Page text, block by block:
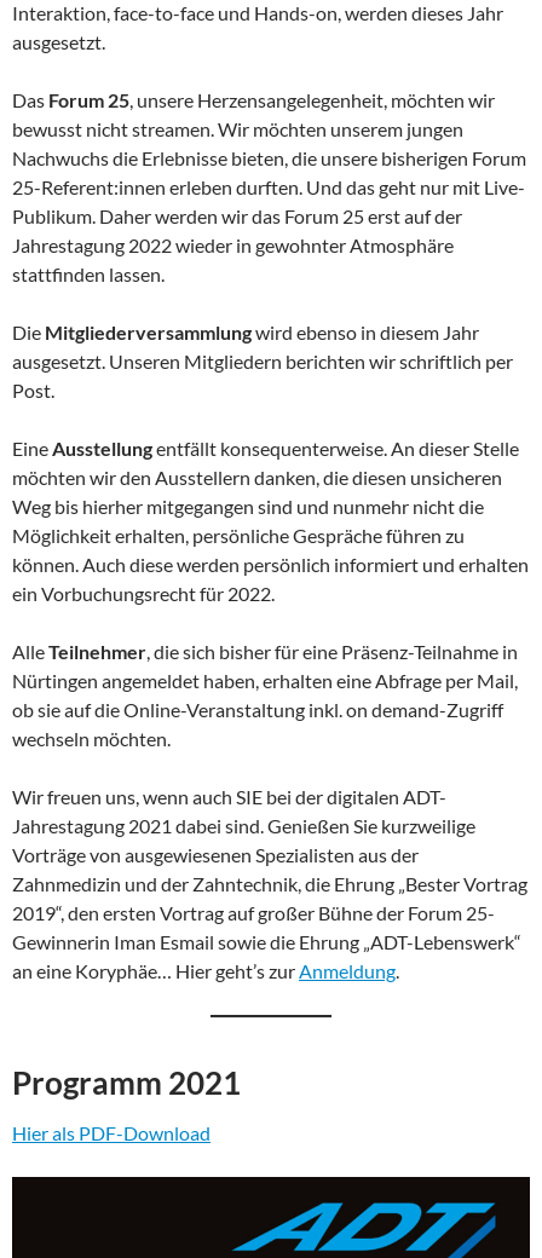
Interaktion, face-to-face und Hands-on, werden dieses Jahr
ausgesetzt.
Das Forum 25, unsere Herzensangelegenheit, möchten wir
bewusst nicht streamen. Wir möchten unserem jungen
Nachwuchs die Erlebnisse bieten, die unsere bisherigen Forum
25-Referent:innen erleben durften. Und das geht nur mit Live-
Publikum. Daher werden wir das Forum 25 erst auf der
Jahrestagung 2022 wieder in gewohnter Atmosphäre
stattfinden lassen.
Die Mitgliederversammlungwird ebenso in diesem Jahr
ausgesetzt. Unseren Mitgliedern berichten wir schriftlich per
Post.
EineAusstellungentfällt konsequenterweise. An dieser Stelle
möchten wir den Ausstellern danken, die diesen unsicheren
Weg bis hierher mitgegangen sind und nunmehr nicht die
Möglichkeit erhalten, persönliche Gespräche führen zu
können. Auch diese werden persönlich informiert und erhalten
ein Vorbuchungsrecht für 2022.
AlleTeilnehmer, die sich bisher für eine Präsenz-Teilnahme in
Nürtingen angemeldet haben, erhalten eine Abfrage per Mail,
ob sie auf die Online-Veranstaltung inkl. on demand-Zugriff
wechseln möchten.
Wir freuen uns, wenn auch SIE bei der digitalen ADT-
Jahrestagung 2021 dabei sind. Genießen Sie kurzweilige
Vorträge von ausgewiesenen Spezialisten aus der
Zahnmedizin und der Zahntechnik, die Ehrung „Bester Vortrag
2019“, den ersten Vortrag auf großer Bühne der Forum 25-
Gewinnerin Iman Esmail sowie die Ehrung „ADT-Lebenswerk“
an eine Koryphäe… Hier geht’s zurAnmeldung.
Programm 2021
Hier als PDF-Download